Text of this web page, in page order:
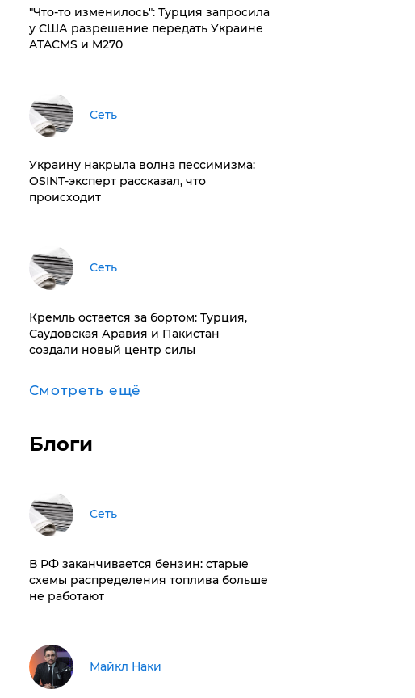
​"Что-то изменилось": Турция запросила
у США разрешение передать Украине
ATACMS и M270
Сеть
​Украину накрыла волна пессимизма:
OSINT-эксперт рассказал, что
происходит
Сеть
​Кремль остается за бортом: Турция,
Саудовская Аравия и Пакистан
создали новый центр силы
Смотреть ещё
Блоги
Сеть
​В РФ заканчивается бензин: старые
схемы распределения топлива больше
не работают
Майкл Наки